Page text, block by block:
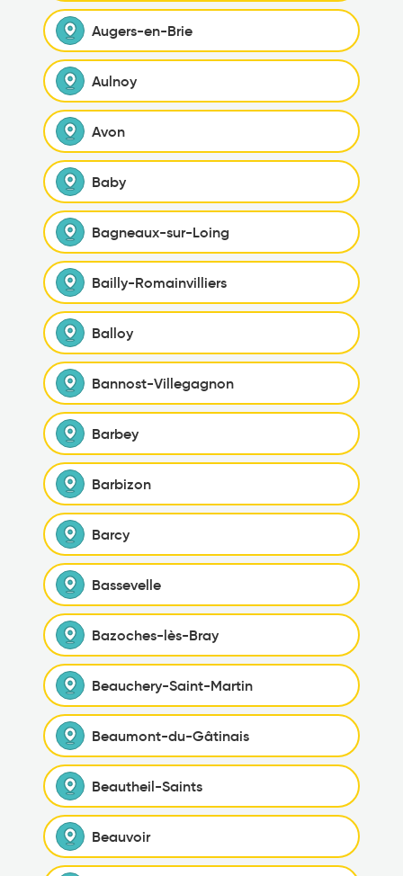
Augers-en-Brie
Aulnoy
Avon
Baby
Bagneaux-sur-Loing
Bailly-Romainvilliers
Balloy
Bannost-Villegagnon
Barbey
Barbizon
Barcy
Bassevelle
Bazoches-lès-Bray
Beauchery-Saint-Martin
Beaumont-du-Gâtinais
Beautheil-Saints
Beauvoir